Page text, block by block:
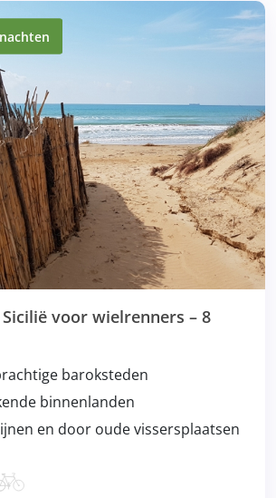
voor wielrenners – 8
baroksteden
binnenlanden
en door oude vissersplaatsen